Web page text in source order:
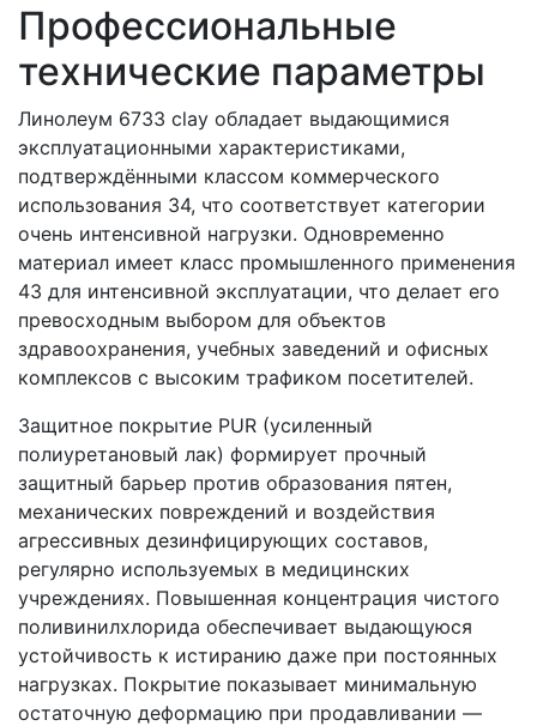
Профессиональные
технические параметры
Линолеум 6733 clay обладает выдающимися
эксплуатационными характеристиками,
подтверждёнными классом коммерческого
использования 34, что соответствует категории
очень интенсивной нагрузки. Одновременно
материал имеет класс промышленного применения
43 для интенсивной эксплуатации, что делает его
превосходным выбором для объектов
здравоохранения, учебных заведений и офисных
комплексов с высоким трафиком посетителей.
Защитное покрытие PUR (усиленный
полиуретановый лак) формирует прочный
защитный барьер против образования пятен,
механических повреждений и воздействия
агрессивных дезинфицирующих составов,
регулярно используемых в медицинских
учреждениях. Повышенная концентрация чистого
поливинилхлорида обеспечивает выдающуюся
устойчивость к истиранию даже при постоянных
нагрузках. Покрытие показывает минимальную
остаточную деформацию при продавливании —